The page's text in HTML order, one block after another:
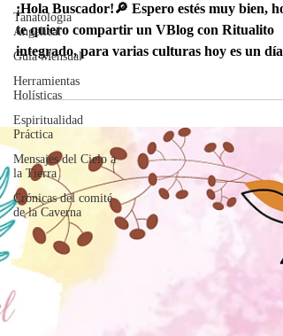
Tanatología
Angelical
Guía Mensual
Herramientas
Holísticas
Espiritualidad
Práctica
Mensajes del Cielo a
la Tierra
Crónicas del comité
de la Caverna
¡Hola Buscador!🔎 Espero estés muy bien,
te quiero compartir un VBlog con Ritualito
integrado, para varias culturas hoy es un día